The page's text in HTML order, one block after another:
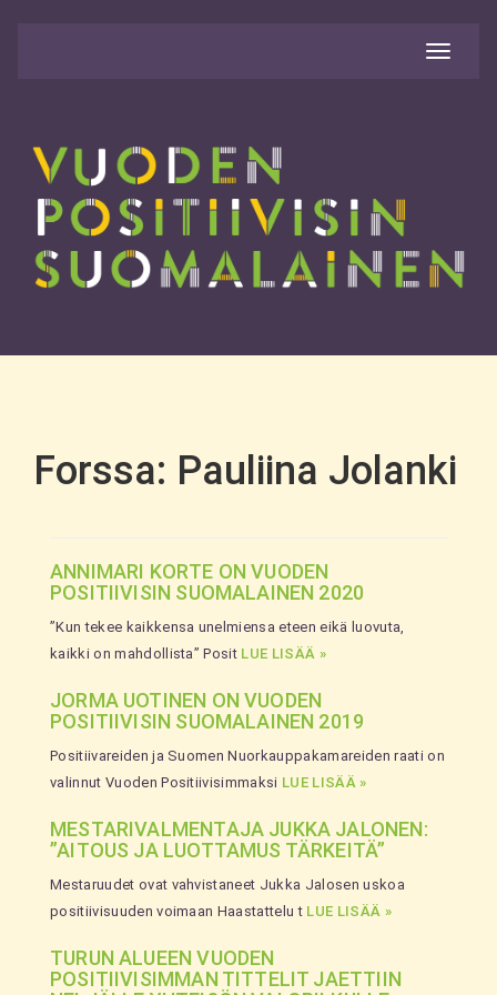
Avaa
Forssa: Pauliina Jolanki
ANNIMARI KORTE ON VUODEN
POSITIIVISIN SUOMALAINEN 2020
”Kun tekee kaikkensa unelmiensa eteen eikä luovuta,
kaikki on mahdollista” Posit LUE LISÄÄ »
JORMA UOTINEN ON VUODEN
POSITIIVISIN SUOMALAINEN 2019
Positiivareiden ja Suomen Nuorkauppakamareiden raati on
valinnut Vuoden Positiivisimmaksi LUE LISÄÄ »
MESTARIVALMENTAJA JUKKA JALONEN:
”AITOUS JA LUOTTAMUS TÄRKEITÄ”
Mestaruudet ovat vahvistaneet Jukka Jalosen uskoa
positiivisuuden voimaan Haastattelu t LUE LISÄÄ »
TURUN ALUEEN VUODEN
POSITIIVISIMMAN TITTELIT JAETTIIN